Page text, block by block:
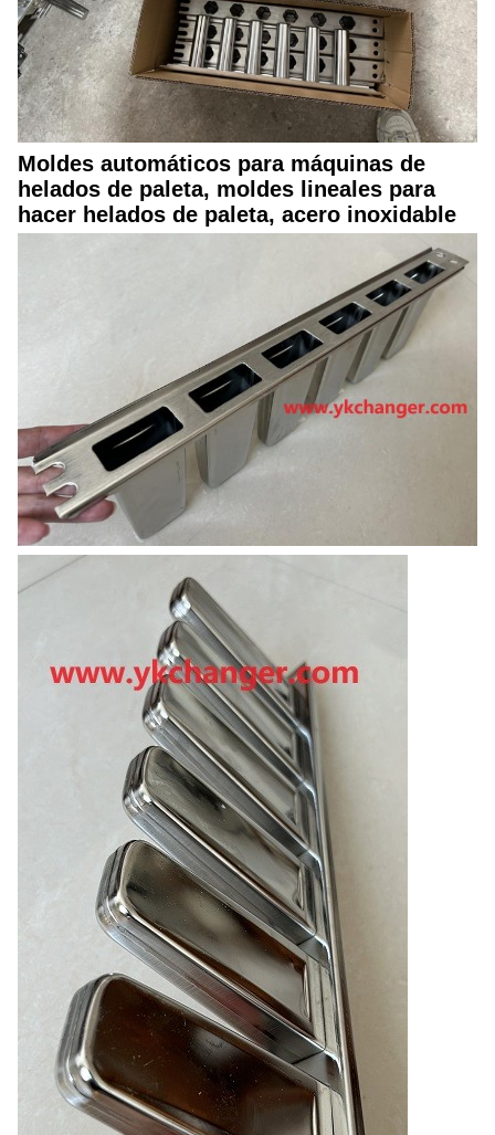
Moldes automáticos para máquinas de
helados de paleta, moldes lineales para
hacer helados de paleta, acero inoxidable